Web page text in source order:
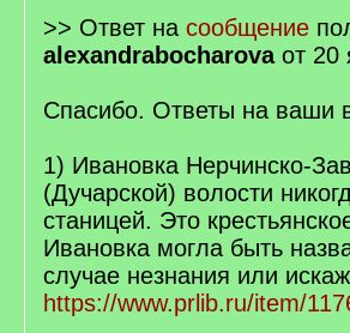
>> Ответ на сообщение
alexandrabocharovaот 20
Спасибо. Ответы на ваши
1) Ивановка Нерчинско-
(Дучарской) волости
станицей. Это
Ивановка могла быть
случае незнания или
https://www.prlib.ru/item/